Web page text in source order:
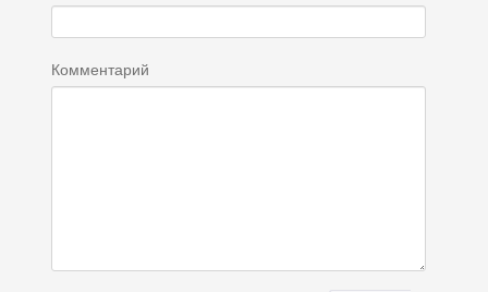
Комментарий